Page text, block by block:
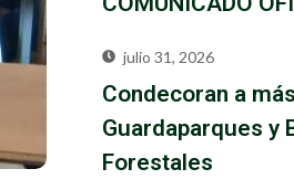
julio 31, 2026
Condecoran a
Guardaparques y
Forestales